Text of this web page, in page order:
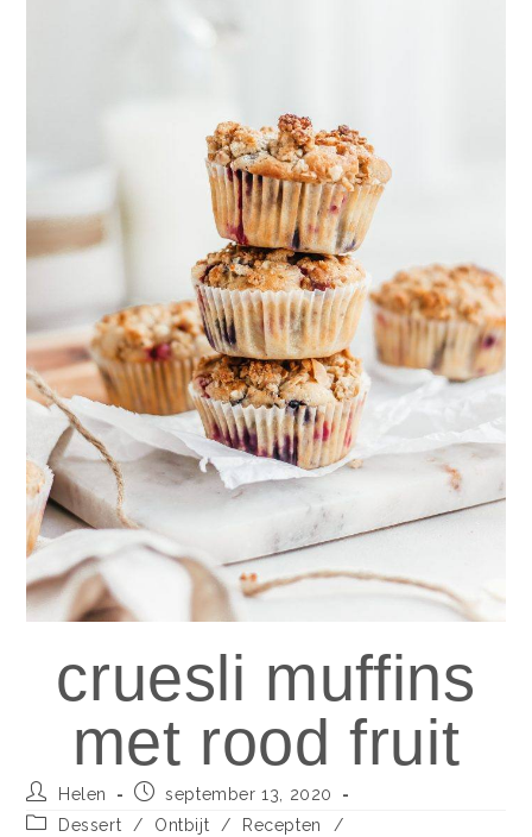
cruesli muffins
met rood fruit
Helen
september 13, 2020
Dessert
/ Ontbijt / Recepten
/